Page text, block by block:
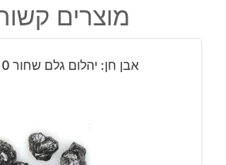
מלוטש
לשיבוץ
3.70
12-
16
מוצרים
אבן חן: יהלום גלם שחור 0.10 קרט